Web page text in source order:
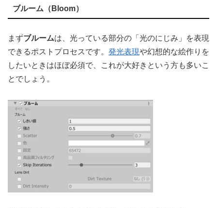
ブルーム（Bloom）
まずブルームは、光っている部分の「光のにじみ」を表現
できるポストプロセスです。 発光表現や幻想的な絵作りを
したいときはほぼ必須で、これが大好きという方も多いこ
とでしょう。